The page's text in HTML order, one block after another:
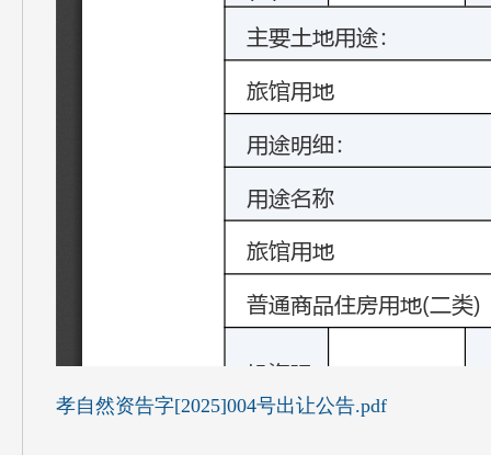
孝自然资告字[2025]004号出让公告.pdf